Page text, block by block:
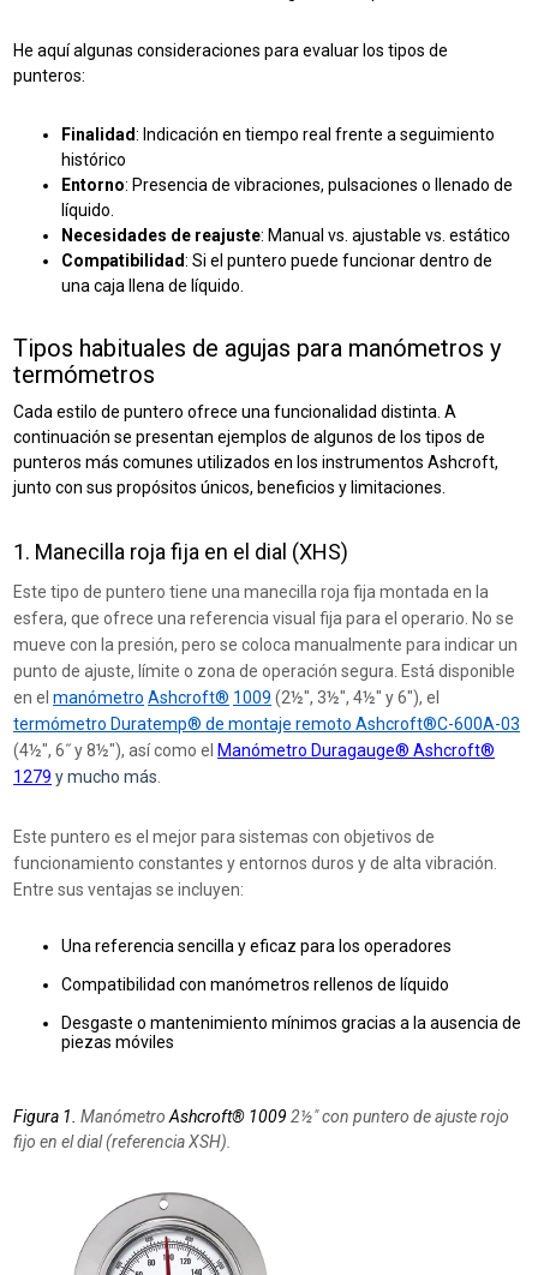
He aquí algunas consideraciones para evaluar los tipos de
punteros:
Finalidad: Indicación en tiempo real frente a seguimiento
histórico
Entorno: Presencia de vibraciones, pulsaciones o llenado de
líquido.
Necesidades de reajuste: Manual vs. ajustable vs. estático
Compatibilidad: Si el puntero puede funcionar dentro de
una caja llena de líquido.
Tipos habituales de agujas para manómetros y
termómetros
Cada estilo de puntero ofrece una funcionalidad distinta. A
continuación se presentan ejemplos de algunos de los tipos de
punteros más comunes utilizados en los instrumentos Ashcroft,
junto con sus propósitos únicos, beneficios y limitaciones.
1. Manecilla roja fija en el dial (XHS)
Este tipo de puntero tiene una manecilla roja fija montada en la
esfera, que ofrece una referencia visual fija para el operario. No se
mueve con la presión, pero se coloca manualmente para indicar un
punto de ajuste, límite o zona de operación segura. Está disponible
en elmanómetro Ashcroft® 1009 (2½″, 3½″, 4½″ y 6″), el
termómetro Duratemp® de montaje remoto Ashcroft®C-600A-03
(4½″, 6˝ y 8½″), así como el Manómetro Duragauge® Ashcroft®
1279 y mucho más
Este puntero es el mejor para sistemas con objetivos de
funcionamiento constantes y entornos duros y de alta vibración.
Entre sus ventajas se incluyen:
Una referencia sencilla y eficaz para los operadores
Compatibilidad con manómetros rellenos de líquido
Desgaste o mantenimiento mínimos gracias a la ausencia de
piezas móviles
Figura 1.Manómetro Ashcroft® 10092½″ con puntero de ajuste rojo
fijo en el dial (referencia XSH).